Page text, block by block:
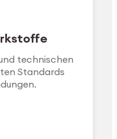
technischen
Standards